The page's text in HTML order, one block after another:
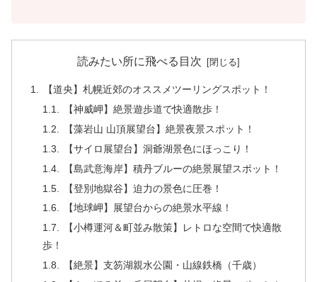
読みたい所に飛べる目次
【道央】札幌近郊のオススメツーリングスポット！
【神威岬】絶景遊歩道で快適散歩！
【藻岩山 山頂展望台】絶景夜景スポット！
【サイロ展望台】洞爺湖景色にほっこり！
【島武意海岸】積丹ブルーの絶景展望スポット！
【登別地獄谷】迫力の景色に圧巻！
【地球岬】展望台からの絶景水平線！
【小樽運河＆町並み散策】レトロな空間で快適散
歩！
【絶景】支笏湖親水公園・山線鉄橋（千歳）